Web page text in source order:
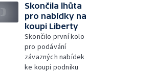
Skončila lhůta
pro nabídky na
koupi Liberty
Skončilo první kolo
pro podávání
závazných nabídek
ke koupi podniku